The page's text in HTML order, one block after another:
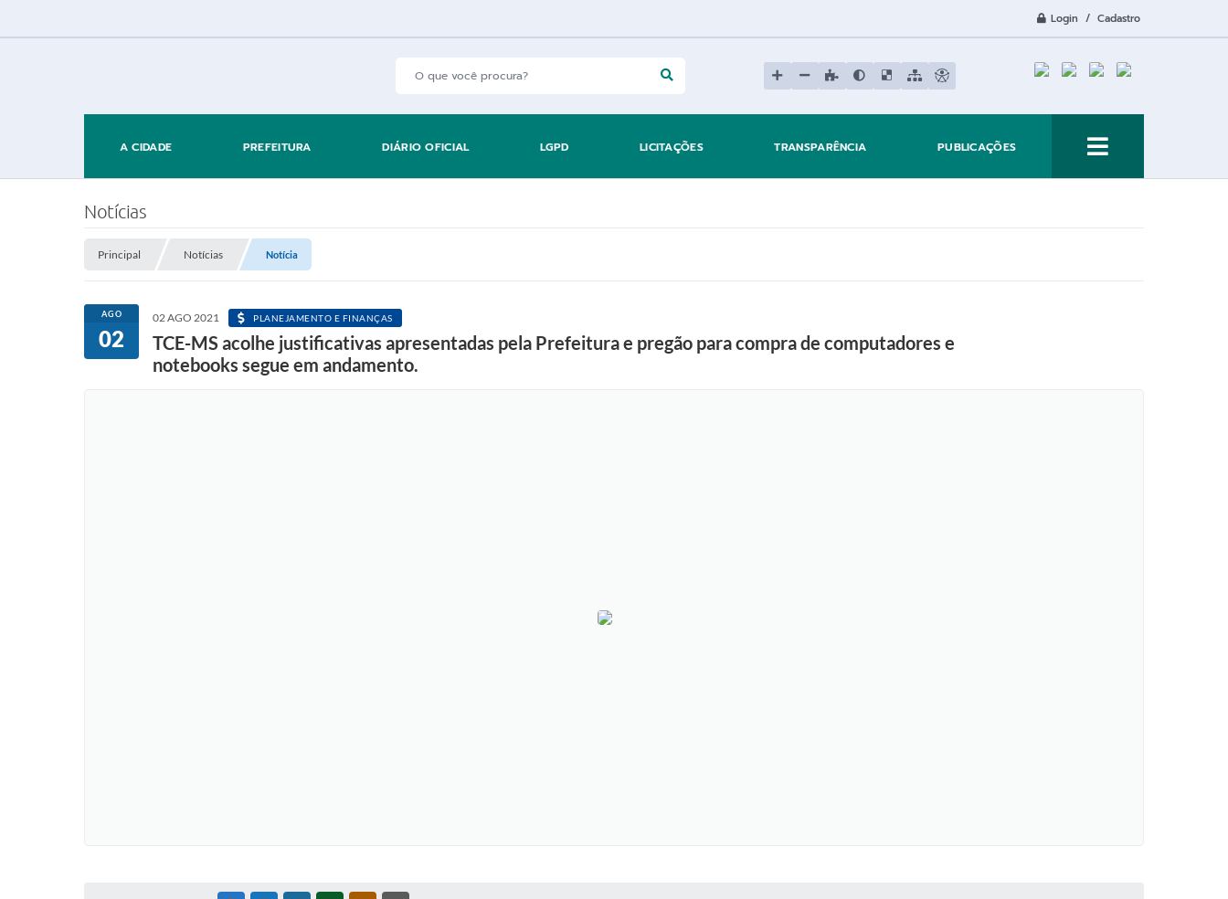
Login / Cadastro
A CIDADE PREFEITURA DIÁRIO OFICIAL LGPD LICITAÇÕES TRANSPARÊNCIA PUBLICAÇÕES
Notícias
Principal Notícias Notícia
AGO
02
02 AGO 2021 PLANEJAMENTO E FINANÇAS
TCE-MS acolhe justificativas apresentadas pela Prefeitura e pregão para compra de computadores e
notebooks segue em andamento.